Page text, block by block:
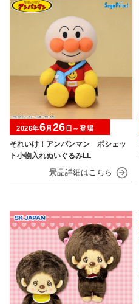
それいけ！アンパンマン ポシェッ
ト小物入れぬいぐるみLL
2026年6月 26 日～登場